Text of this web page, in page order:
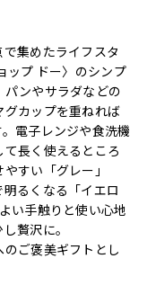
集めたライフスタ
ップ ドー〉のシンプ
ンやサラダなどの
カップを重ねれば
電子レンジや食洗機
長く使えるところ
すい「グレー」
明るくなる「イエロ
い手触りと使い心地
贅沢に。
ご褒美ギフトとし